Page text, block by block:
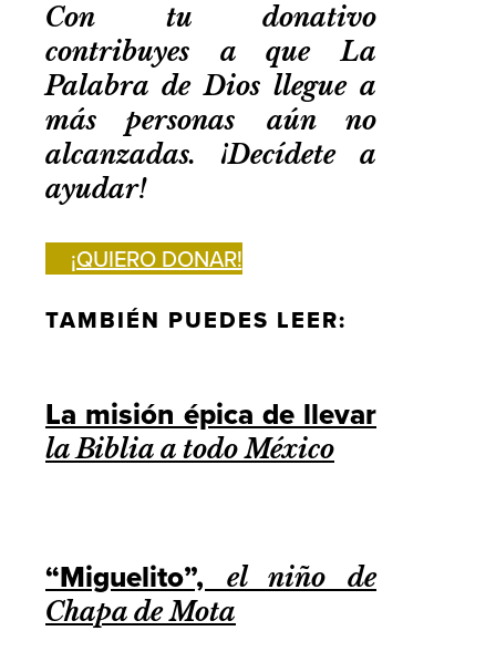
Con tu donativo
contribuyes a que La
Palabra de Dios llegue a
más personas aún no
alcanzadas. ¡Decídete a
ayudar!
¡QUIERO DONAR!
TAMBIÉN PUEDES LEER:
La misión épica de llevar
la Biblia a todo México
“Miguelito”,
el niño de
Chapa de Mota